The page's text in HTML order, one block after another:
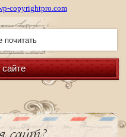
copyrightpro.com